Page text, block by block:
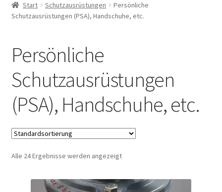
Serviceleistungen
Informationen
JOBS
Start Schutzausrüstungen
Persönliche
Schutzausrüstungen (PSA), Handschuhe, etc.
Persönliche
Schutzausrüstungen
(PSA), Handschuhe, etc.
Alle 24 Ergebnisse werden angezeigt